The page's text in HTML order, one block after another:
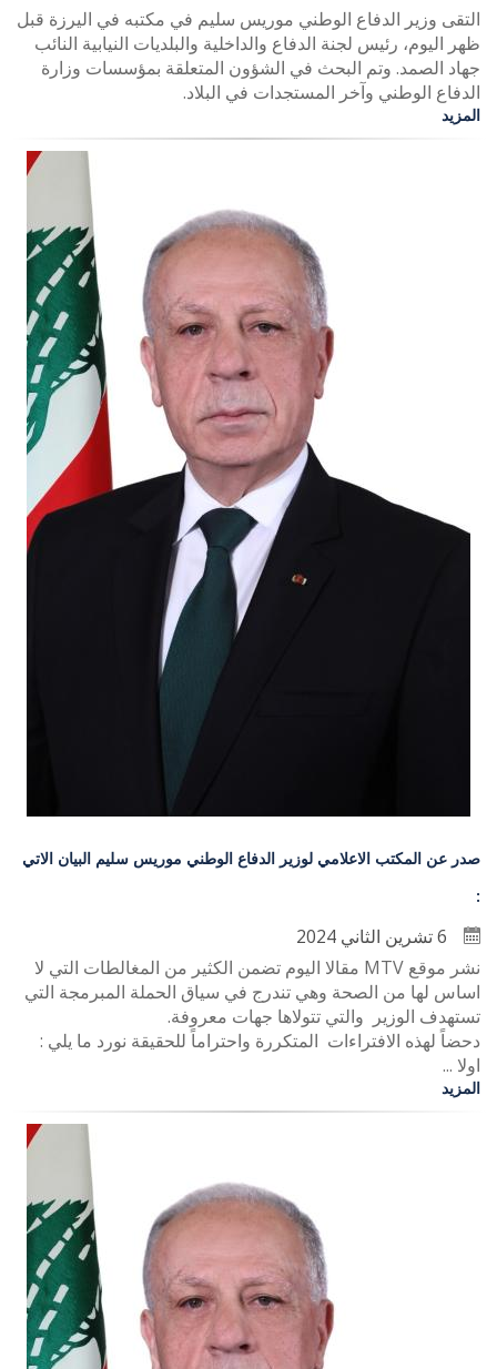
التقى وزير الدفاع الوطني موريس سليم في مكتبه في اليرزة قبل
ظهر اليوم، رئيس لجنة الدفاع والداخلية والبلديات النيابية النائب
جهاد الصمد. وتم البحث في الشؤون المتعلقة بمؤسسات وزارة
الدفاع الوطني وآخر المستجدات في البلاد.
المزيد
صدر عن المكتب الاعلامي لوزير الدفاع الوطني موريس سليم البيان الاتي
:
نشر موقع MTV مقالا اليوم تضمن الكثير من المغالطات التي لا
اساس لها من الصحة وهي تندرج في سياق الحملة المبرمجة التي
تستهدف الوزير والتي تتولاها جهات معروفة.
دحضاً لهذه الافتراءات المتكررة واحتراماً للحقيقة نورد ما يلي :
اولا ...
المزيد